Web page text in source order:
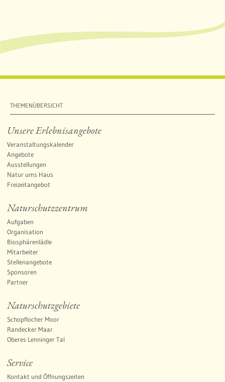
THEMENÜBERSICHT
Unsere Erlebnisangebote
Veranstaltungskalender
Angebote
Ausstellungen
Natur ums Haus
Freizeitangebot
Naturschutzzentrum
Aufgaben
Organisation
Biosphärenlädle
Mitarbeiter
Stellenangebote
Sponsoren
Partner
Naturschutzgebiete
Schopflocher Moor
Randecker Maar
Oberes Lenninger Tal
Service
Kontakt und Öffnungszeiten